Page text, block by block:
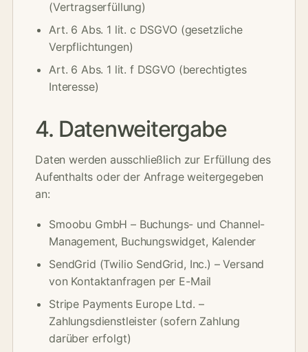
(Vertragserfüllung)
Art. 6 Abs. 1 lit. c DSGVO (gesetzliche
Verpflichtungen)
Art. 6 Abs. 1 lit. f DSGVO (berechtigtes
Interesse)
4. Datenweitergabe
Daten werden ausschließlich zur Erfüllung des
Aufenthalts oder der Anfrage weitergegeben
an:
Smoobu GmbH – Buchungs- und Channel-
Management, Buchungswidget, Kalender
SendGrid (Twilio SendGrid, Inc.) – Versand
von Kontaktanfragen per E-Mail
Stripe Payments Europe Ltd. –
Zahlungsdienstleister (sofern Zahlung
darüber erfolgt)